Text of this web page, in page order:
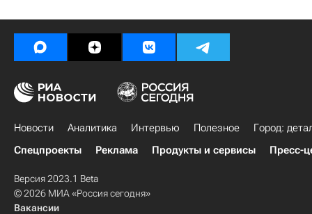
Новости Аналитика Интервью Полезное
Город:
Спецпроекты
Реклама Продукты и сервисы Пресс-
Версия 2023.1 Beta
© 2026 МИА «Россия сегодня»
Вакансии